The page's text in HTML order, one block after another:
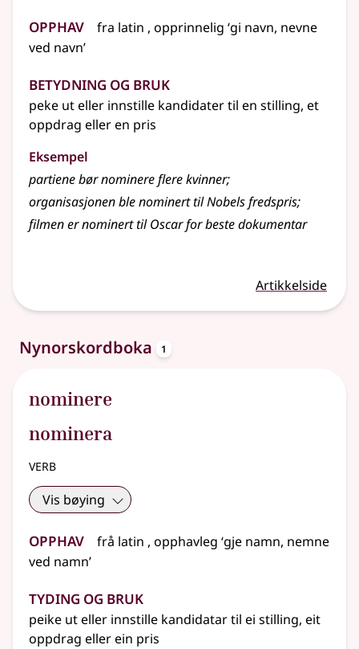
Opphav fra latin , opprinnelig ‘gi navn, nevne
ved navn’
Betydning og bruk
peke ut eller innstille kandidater til en stilling, et
oppdrag eller en pris
Eksempel
partiene børnominereflere kvinner;
organisasjonen ble nominert til Nobels fredspris;
filmen er nominert til Oscar for beste dokumentar
Artikkelside
Nynorskordboka 1
nominere
nominera
verb
Vis bøying
Opphav frå latin , opphavleg ‘gje namn, nemne
ved namn’
Tyding og bruk
peike ut eller innstille kandidatar til ei stilling, eit
oppdrag eller ein pris